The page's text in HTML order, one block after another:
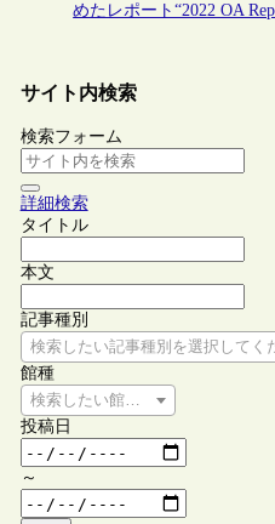
めたレポート“2022 OA
サイト内検索
検索フォーム
詳細検索
タイトル
本文
記事種別
検索したい記事種別を選択してく
館種
検索したい館種を選択してください
投稿日
～